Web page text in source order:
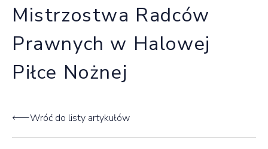
Mistrzostwa Radców
Prawnych w Halowej
Piłce Nożnej
Wróć do listy artykułów